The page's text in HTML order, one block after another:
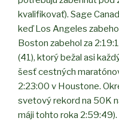
kvalifikovať). Sage
keď Los Angeles
Boston zabehol za
(41), ktorý bežal asi
šesť cestných
2:23:00 v Houstone.
svetový rekord na 50K
máji tohto roka 2:59:49).